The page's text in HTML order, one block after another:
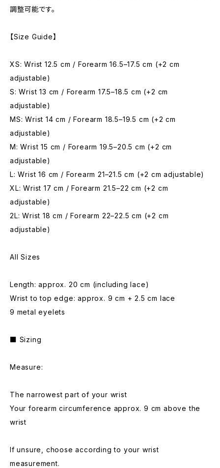
調整可能です。
【Size Guide】
XS: Wrist 12.5 cm / Forearm 16.5–17.5 cm (+2 cm
adjustable)
S: Wrist 13 cm / Forearm 17.5–18.5 cm (+2 cm
adjustable)
MS: Wrist 14 cm / Forearm 18.5–19.5 cm (+2 cm
adjustable)
M: Wrist 15 cm / Forearm 19.5–20.5 cm (+2 cm
adjustable)
L: Wrist 16 cm / Forearm 21–21.5 cm (+2 cm adjustable)
XL: Wrist 17 cm / Forearm 21.5–22 cm (+2 cm
adjustable)
2L: Wrist 18 cm / Forearm 22–22.5 cm (+2 cm
adjustable)
All Sizes
Length: approx. 20 cm (including lace)
Wrist to top edge: approx. 9 cm + 2.5 cm lace
9 metal eyelets
■ Sizing
Measure:
The narrowest part of your wrist
Your forearm circumference approx. 9 cm above the
wrist
If unsure, choose according to your wrist
measurement.